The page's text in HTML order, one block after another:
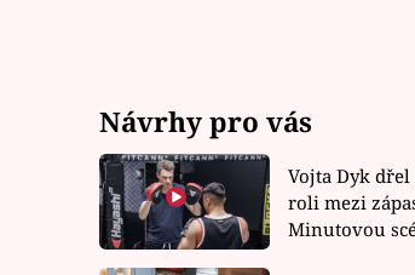
Návrhy pro vás
Vojta Dyk
roli mezi
Minutovou